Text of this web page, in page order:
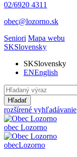
02/6920 4311
obec@lozorno.sk
Seniori Mapa webu
SKSlovensky
SKSlovensky
ENEnglish
Hľadať
rozšírené vyhľadávanie
obec Lozorno
obecLozorno